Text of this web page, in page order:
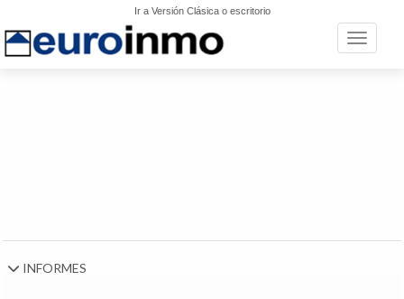
Ir a Versión Clásica o escritorio
Toggle
INFORMES